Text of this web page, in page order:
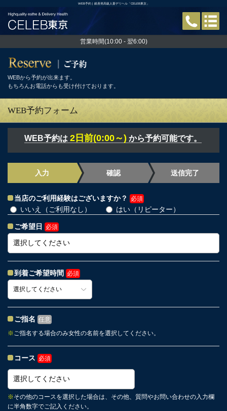
WEB予約 | 銀座発高級人妻デリヘル「CELEB東京」
営業時間(10:00 - 翌6:00)
WEBから予約が出来ます。
もちろんお電話からも受け付けております。
WEB予約フォーム
WEB予約は 2日前(0:00～) から予約可能です。
入力 確認 送信完了
当店のご利用経験はございますか？ 必須
いいえ（ご利用なし） はい（リピーター）
ご希望日 必須
到着ご希望時間 必須
ご指名 任意
※ご指名する場合のみ女性の名前を選択してください。
コース 必須
※その他のコースを選択した場合は、その他、質問やお問い合わせの入力欄
に半角数字でご記入ください。